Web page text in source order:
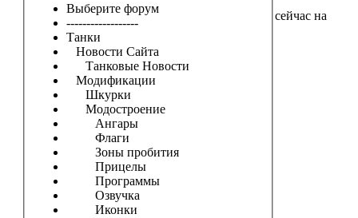
Выберите форум
------------------
Танки
Новости Сайта
Танковые Новости
Модификации
Шкурки
Модостроение
Ангары
Флаги
Зоны пробития
Прицелы
Программы
Озвучка
Иконки
сейчас на